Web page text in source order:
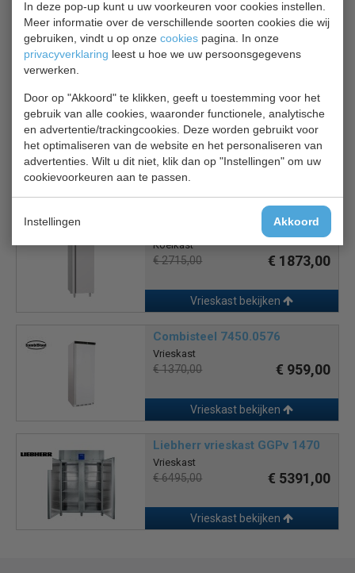
In deze pop-up kunt u uw voorkeuren voor cookies instellen.
Meer informatie over de verschillende soorten cookies die wij
gebruiken, vindt u op onze cookies pagina. In onze
privacyverklaring leest u hoe we uw persoonsgegevens
verwerken.
Door op "Akkoord" te klikken, geeft u toestemming voor het
gebruik van alle cookies, waaronder functionele, analytische
en advertentie/trackingcookies. Deze worden gebruikt voor
het optimaliseren van de website en het personaliseren van
advertenties. Wilt u dit niet, klik dan op "Instellingen" om uw
cookievoorkeuren aan te passen.
Instellingen Akkoord
2 jaar garantie.
Liebherr FNd 522i
Vrieskast
€ 1099,00 € 912,00
Combisteel 7489.5050
Koelkast
€ 2715,00 € 1873,00
Vrieskast bekijken
Combisteel 7450.0576
Vrieskast
€ 1370,00 € 959,00
Vrieskast bekijken
Liebherr vrieskast GGPv 1470
Vrieskast
€ 6495,00 € 5391,00
Vrieskast bekijken